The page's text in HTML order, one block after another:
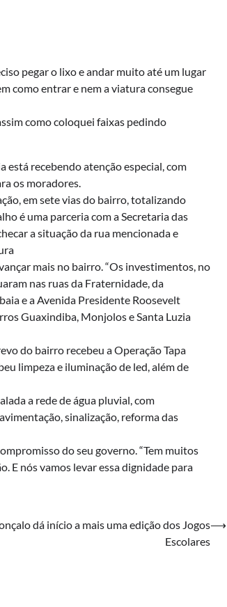
pegar o lixo e andar muito até um lugar
como entrar e nem a viatura consegue
como coloquei faixas pedindo
recebendo atenção especial, com
os moradores.
em sete vias do bairro, totalizando
é uma parceria com a Secretaria das
a situação da rua mencionada e
mais no bairro. “Os investimentos, no
nas ruas da Fraternidade, da
e a Avenida Presidente Roosevelt
Guaxindiba, Monjolos e Santa Luzia
do bairro recebeu a Operação Tapa
limpeza e iluminação de led, além de
a rede de água pluvial, com
sinalização, reforma das
do seu governo. “Tem muitos
E nós vamos levar essa dignidade para
dá início a mais uma edição dos Jogos
Escolares
⟶